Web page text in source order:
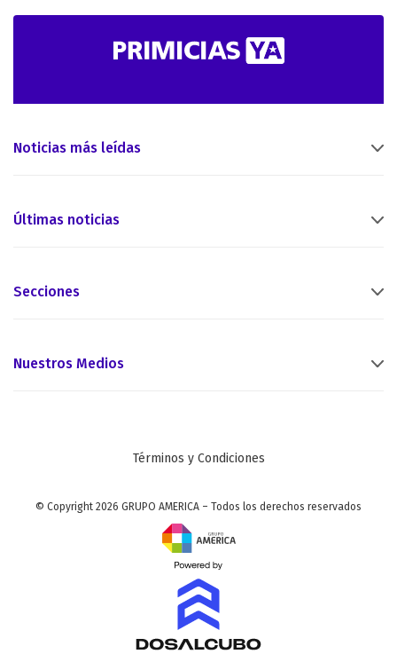
Noticias más leídas
Últimas noticias
Secciones
Nuestros Medios
Términos y Condiciones
© Copyright 2026 GRUPO AMERICA – Todos los derechos reservados